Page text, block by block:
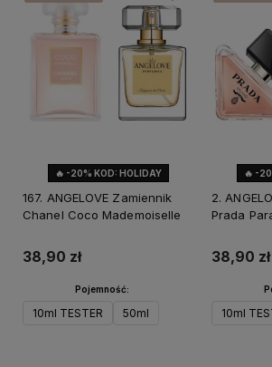
🔥 -20% KOD: HOLIDAY
167. ANGELOVE Zamiennik
Chanel Coco Mademoiselle
38,90 zł
Pojemność:
10ml TESTER 50ml
🔥 -
2.
Prada
38,90 zł
10ml